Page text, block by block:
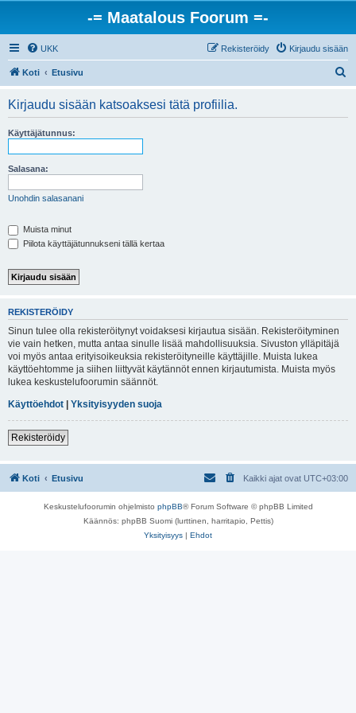
-= Maatalous Foorum =-
UKK Kirjaudu sisään
Rekisteröidy
Koti Etusivu
Kirjaudu sisään katsoaksesi tätä profiilia.
Käyttäjätunnus:
Salasana:
Unohdin salasanani
Muista minut
Piilota käyttäjätunnukseni tällä kertaa
REKISTERÖIDY
Sinun tulee olla rekisteröitynyt voidaksesi kirjautua sisään. Rekisteröityminen
vie vain hetken, mutta antaa sinulle lisää mahdollisuuksia. Sivuston ylläpitäjä
voi myös antaa erityisoikeuksia rekisteröityneille käyttäjille. Muista lukea
käyttöehtomme ja siihen liittyvät käytännöt ennen kirjautumista. Muista myös
lukea keskustelufoorumin säännöt.
Käyttöehdot | Yksityisyyden suoja
Rekisteröidy
Koti Etusivu Kaikki ajat ovat UTC+03:00
Keskustelufoorumin ohjelmisto phpBB® Forum Software © phpBB Limited
Käännös: phpBB Suomi (lurttinen, harritapio, Pettis)
Yksityisyys | Ehdot